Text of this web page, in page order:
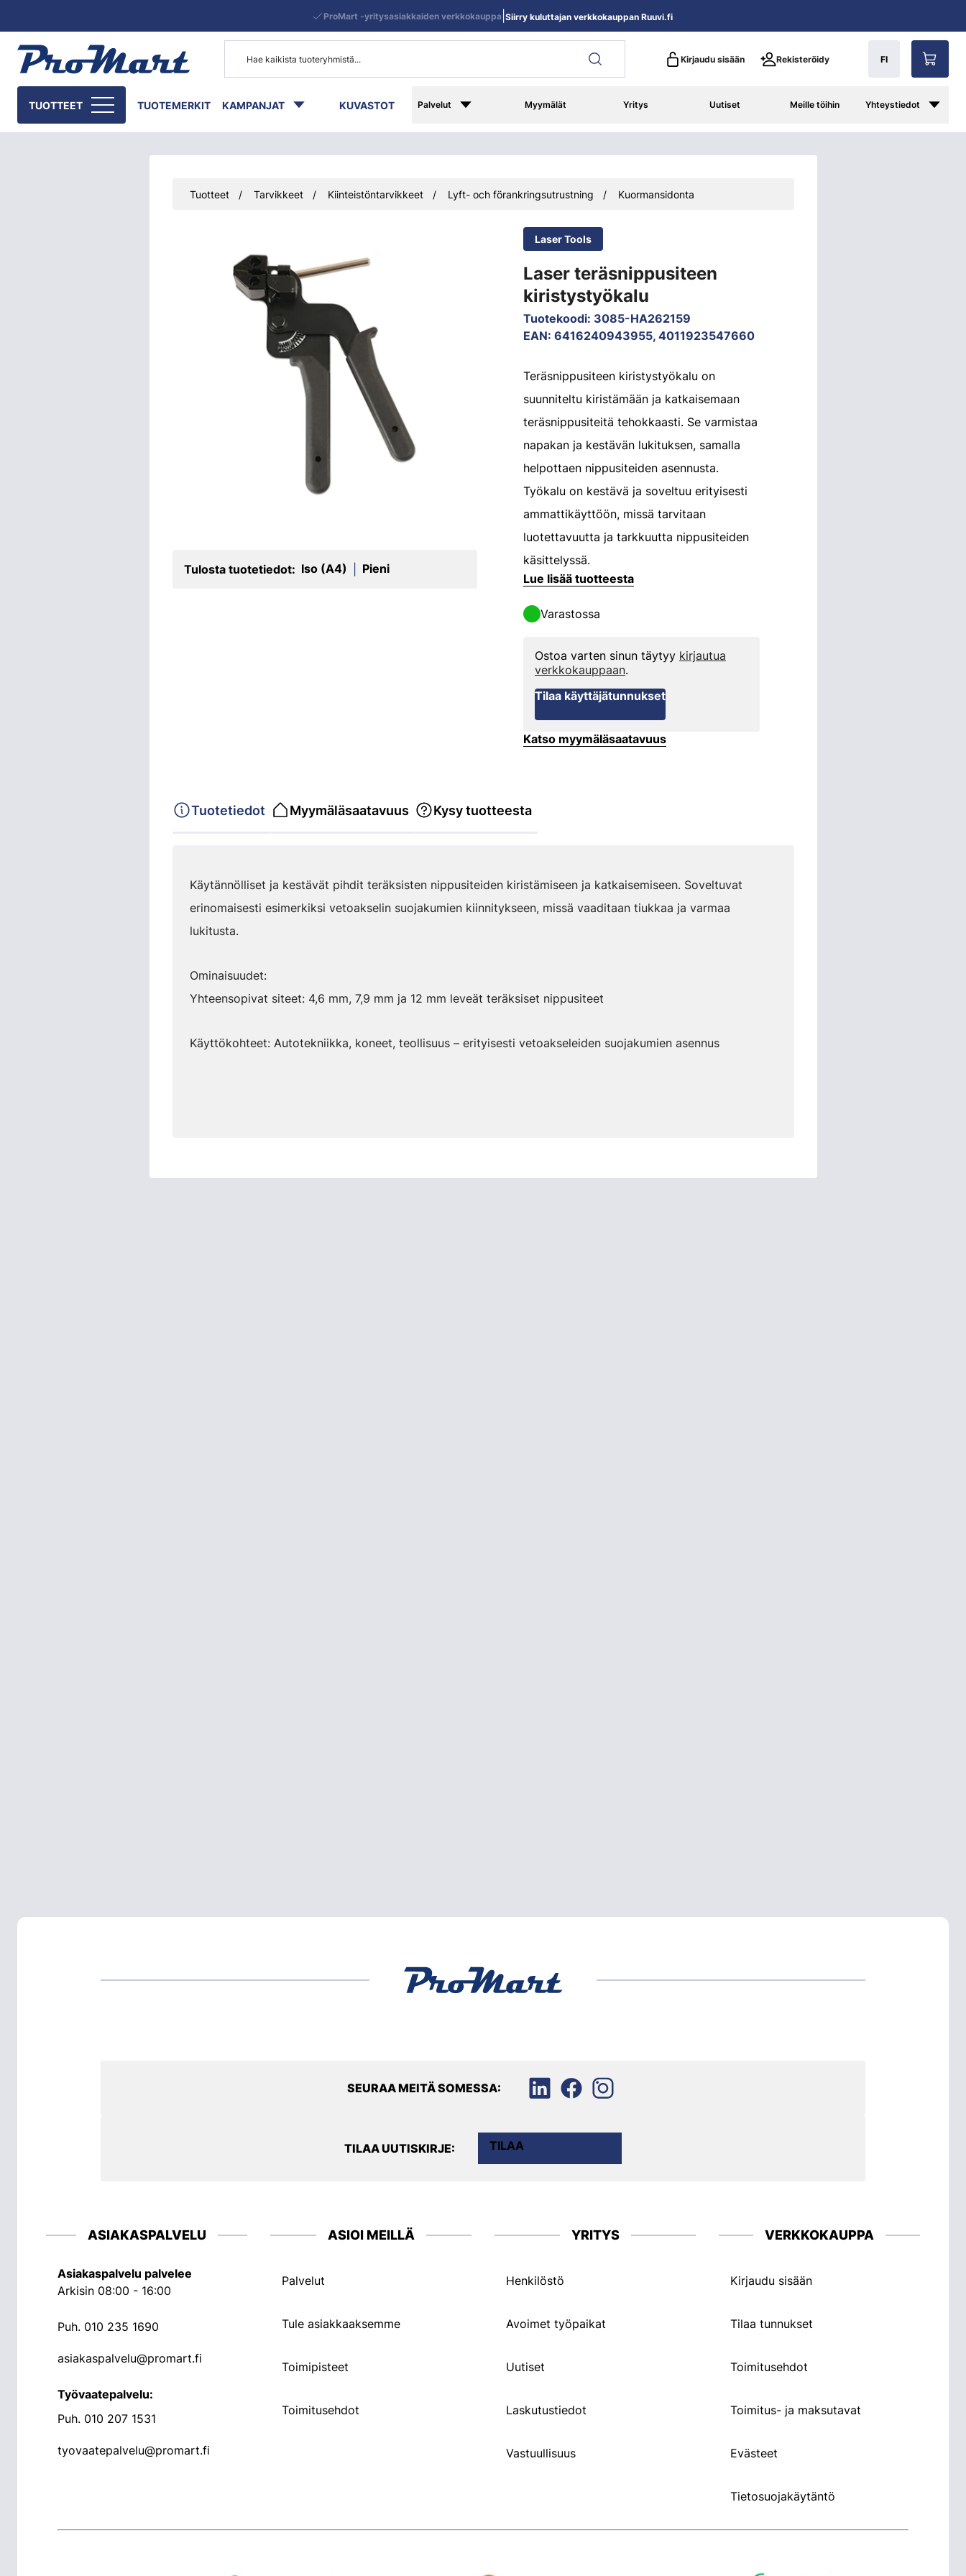
Kirjaudu sisään Rekisteröidy FI
TUOTTEET TUOTEMERKIT KAMPANJAT KUVASTOT Palvelut Myymälät Yritys Uutiset Meille töihin Yhteystiedot
ProMart -yritysasiakkaiden verkkokauppa| Siirry kuluttajan verkkokauppan Ruuvi.fi
Tuotteet Tarvikkeet Kiinteistöntarvikkeet Lyft- och förankringsutrustning Kuormansidonta
Laser Tools
Laser teräsnippusiteen
kiristystyökalu
Tuotekoodi: 3085-HA262159
EAN: 6416240943955, 4011923547660
Tulosta tuotetiedot: Iso (A4) Pieni
Teräsnippusiteen kiristystyökalu on
suunniteltu kiristämään ja katkaisemaan
teräsnippusiteitä tehokkaasti. Se varmistaa
napakan ja kestävän lukituksen, samalla
helpottaen nippusiteiden asennusta.
Työkalu on kestävä ja soveltuu erityisesti
ammattikäyttöön, missä tarvitaan
luotettavuutta ja tarkkuutta nippusiteiden
käsittelyssä.
Lue lisää tuotteesta
Varastossa
Ostoa varten sinun täytyy kirjautua
verkkokauppaan.
Tilaa käyttäjätunnukset
Katso myymäläsaatavuus
Tuotetiedot Myymäläsaatavuus Kysy tuotteesta
Käytännölliset ja kestävät pihdit teräksisten nippusiteiden kiristämiseen ja katkaisemiseen. Soveltuvat
erinomaisesti esimerkiksi vetoakselin suojakumien kiinnitykseen, missä vaaditaan tiukkaa ja varmaa
lukitusta.
Ominaisuudet:
Yhteensopivat siteet: 4,6 mm, 7,9 mm ja 12 mm leveät teräksiset nippusiteet
Käyttökohteet: Autotekniikka, koneet, teollisuus – erityisesti vetoakseleiden suojakumien asennus
SEURAA MEITÄ SOMESSA:
TILAA UUTISKIRJE: TILAA
ASIAKASPALVELU
Asiakaspalvelu palvelee
Arkisin 08:00 - 16:00
Puh. 010 235 1690
asiakaspalvelu@promart.fi
Työvaatepalvelu:
Puh. 010 207 1531
tyovaatepalvelu@promart.fi
ASIOI MEILLÄ
Palvelut
Tule asiakkaaksemme
Toimipisteet
Toimitusehdot
YRITYS
Henkilöstö
Avoimet työpaikat
Uutiset
Laskutustiedot
Vastuullisuus
VERKKOKAUPPA
Kirjaudu sisään
Tilaa tunnukset
Toimitusehdot
Toimitus- ja maksutavat
Evästeet
Tietosuojakäytäntö